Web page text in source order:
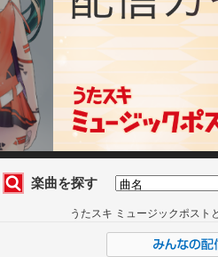
楽曲を探す
うたスキ ミュージックポスト